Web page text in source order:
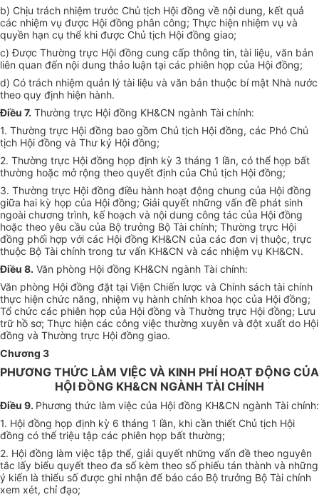
b) Chịu trách nhiệm trước Chủ tịch Hội đồng về nội dung, kết quả
các nhiệm vụ được Hội đồng phân công; Thực hiện nhiệm vụ và
quyền hạn cụ thể khi được Chủ tịch Hội đồng giao;
c)Được Thường trực Hội đồng cung cấp thông tin, tài liệu, văn bản
liên quan đến nội dung thảo luận tại các phiên họp của Hội đồng;
d) Có trách nhiệm quản lý tài liệu và văn bản thuộc bí mật Nhà nước
theo quy định hiện hành.
Điều 7. Thường trực Hội đồng KH&CN ngành Tài chính:
1. Thường trực Hội đồng bao gồm Chủ tịch Hội đồng, các Phó Chủ
tịch Hội đồng và Thư ký Hội đồng;
2. Thường trực Hội đồng họp định kỳ 3 tháng 1 lần, có thể họp bất
thường hoặc mở rộng theo quyết định của Chủ tịch Hội đồng;
3. Thường trực Hội đồng điều hành hoạt động chung của Hội đồng
giữa hai kỳ họp của Hội đồng; Giải quyết những vấn đề phát sinh
ngoài chương trình, kế hoạch và nội dung công tác của Hội đồng
hoặc theo yêu cầu của Bộ trưởng Bộ Tài chính; Thường trực Hội
đồng phối hợp với các Hội đồng KH&CN của các đơn vị thuộc, trực
thuộc Bộ Tài chính trong tư vấn KH&CN và các nhiệm vụ KH&CN.
Điều 8. Văn phòng Hội đồng KH&CN ngành Tài chính:
Văn phòng Hội đồng đặt tại Viện Chiến lược và Chính sách tài chính
thực hiện chức năng, nhiệm vụ hành chính khoa học của Hội đồng;
Tổ chức các phiên họp của Hội đồng và Thường trực Hội đồng; Lưu
trữ hồ sơ; Thực hiện các công việc thường xuyên và đột xuất do Hội
đồng và Thường trực Hội đồng giao.
Chương 3
PHƯƠNG THỨC LÀM VIỆC VÀ KINH PHÍ HOẠT ĐỘNG CỦA
HỘI ĐỒNG KH&CN NGÀNH TÀI CHÍNH
Điều 9. Phương thức làm việc của Hội đồng KH&CN ngành Tài chính:
1. Hội đồng họp định kỳ 6 tháng 1 lần, khi cần thiết Chủ tịch Hội
đồng có thể triệu tập các phiên họp bất thường;
2. Hội đồng làm việc tập thể, giải quyết những vấn đề theo nguyên
tắc lấy biểu quyết theo đa số kèm theo sốphiếu tán thành và những
ý kiến là thiểu số được ghi nhận để báo cáo Bộ trưởng Bộ Tài chính
xem xét, chỉ đạo;